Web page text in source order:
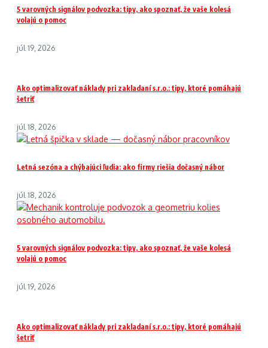
5 varovných signálov podvozka: tipy, ako spoznať, že vaše kolesá
volajú o pomoc
júl 19, 2026
Ako optimalizovať náklady pri zakladaní s.r.o.: tipy, ktoré pomáhajú
šetriť
júl 18, 2026
Letná sezóna a chýbajúci ľudia: ako firmy riešia dočasný nábor
júl 18, 2026
5 varovných signálov podvozka: tipy, ako spoznať, že vaše kolesá
volajú o pomoc
júl 19, 2026
Ako optimalizovať náklady pri zakladaní s.r.o.: tipy, ktoré pomáhajú
šetriť